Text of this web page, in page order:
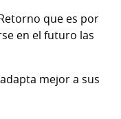
que es por
en el futuro las
mejor a sus